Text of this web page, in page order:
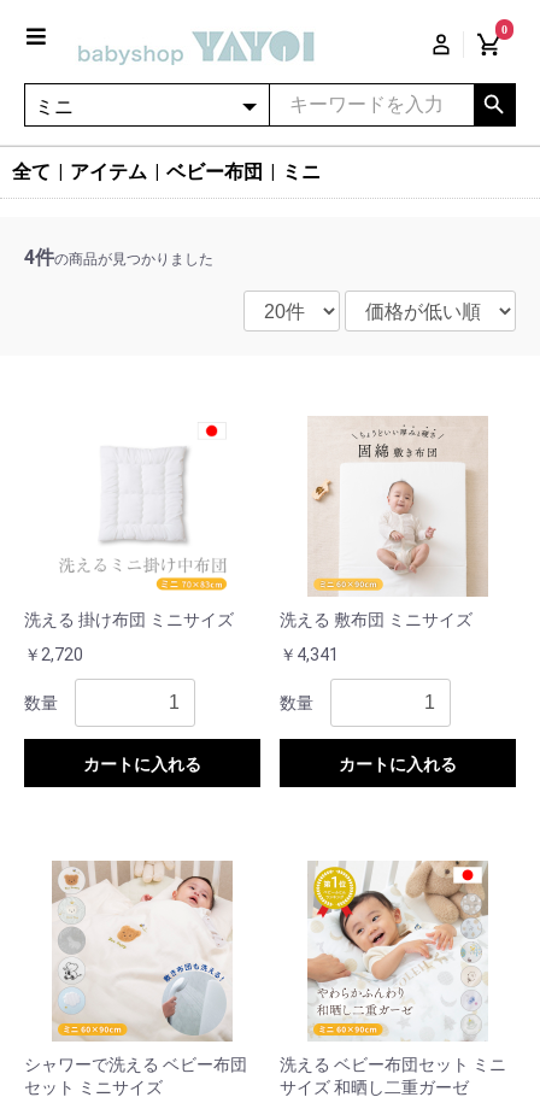
0
全て | アイテム | ベビー布団 | ミニ
4件の商品が見つかりました
洗える 掛け布団 ミニサイズ
￥2,720
数量
カートに入れる
洗える 敷布団 ミニサイズ
￥4,341
数量
カートに入れる
シャワーで洗える ベビー布団
セット ミニサイズ
洗える ベビー布団セット ミニ
サイズ 和晒し二重ガーゼ